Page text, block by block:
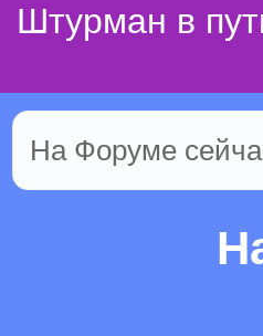
Штурман в
На Форуме